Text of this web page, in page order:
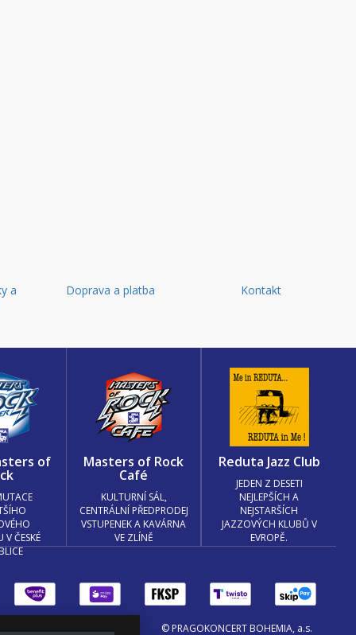
a
Doprava a platba Kontakt
of
V ČESKÉ
Masters of Rock
Café
KULTURNÍ SÁL,
CENTRÁLNÍ PŘEDPRODEJ
VSTUPENEK A KAVÁRNA
VE ZLÍNĚ
Reduta Jazz Club
JEDEN Z DESETI
NEJLEPŠÍCH A
NEJSTARŠÍCH
JAZZOVÝCH KLUBŮ V
EVROPĚ.
© PRAGOKONCERT BOHEMIA, a.s.